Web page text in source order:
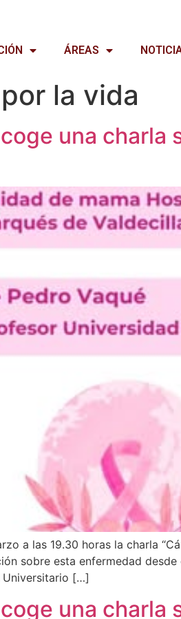
ÁREAS
la vida
una charla
a las 19.30 horas la charla
sobre esta enfermedad
Universitario […]
una charla